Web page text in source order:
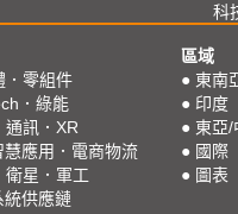
科
．零組件
．綠能
通訊．XR
慧應用．電商物流
衛星．軍工
統供應鏈
區域
● 東南
● 印度
● 東亞/
● 國際
● 圖表